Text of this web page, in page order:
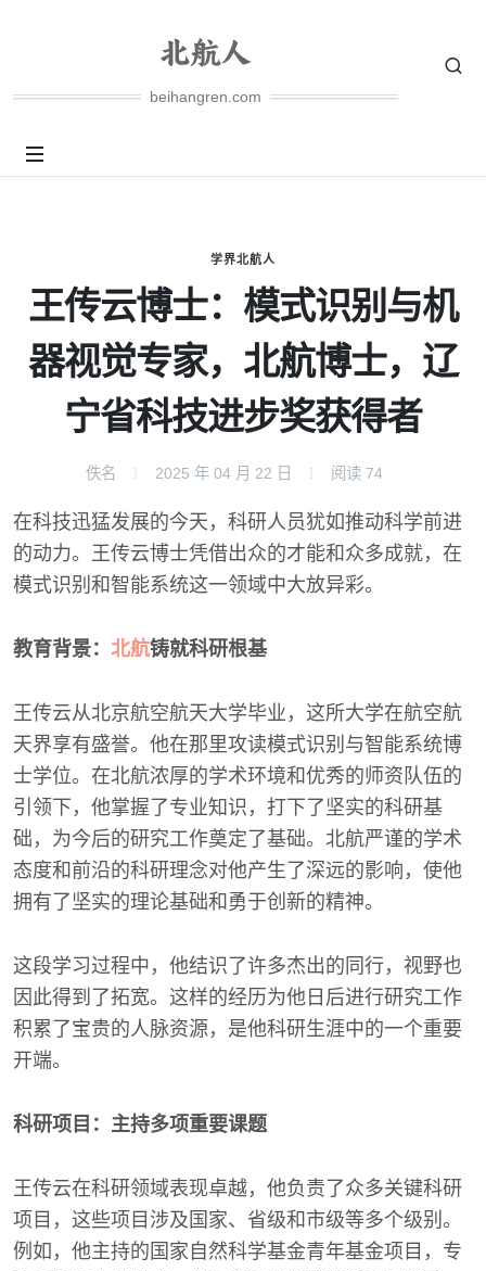
beihangren.com
学界北航人
王传云博士：模式识别与机
器视觉专家，北航博士，辽
宁省科技进步奖获得者
佚名 2025 年 04 月 22 日 阅读 74
在科技迅猛发展的今天，科研人员犹如推动科学前进
的动力。王传云博士凭借出众的才能和众多成就，在
模式识别和智能系统这一领域中大放异彩。
教育背景： 北航铸就科研根基
王传云从北京航空航天大学毕业，这所大学在航空航
天界享有盛誉。他在那里攻读模式识别与智能系统博
士学位。在北航浓厚的学术环境和优秀的师资队伍的
引领下，他掌握了专业知识，打下了坚实的科研基
础，为今后的研究工作奠定了基础。北航严谨的学术
态度和前沿的科研理念对他产生了深远的影响，使他
拥有了坚实的理论基础和勇于创新的精神。
这段学习过程中，他结识了许多杰出的同行，视野也
因此得到了拓宽。这样的经历为他日后进行研究工作
积累了宝贵的人脉资源，是他科研生涯中的一个重要
开端。
科研项目：主持多项重要课题
王传云在科研领域表现卓越，他负责了众多关键科研
项目，这些项目涉及国家、省级和市级等多个级别。
例如，他主持的国家自然科学基金青年基金项目，专